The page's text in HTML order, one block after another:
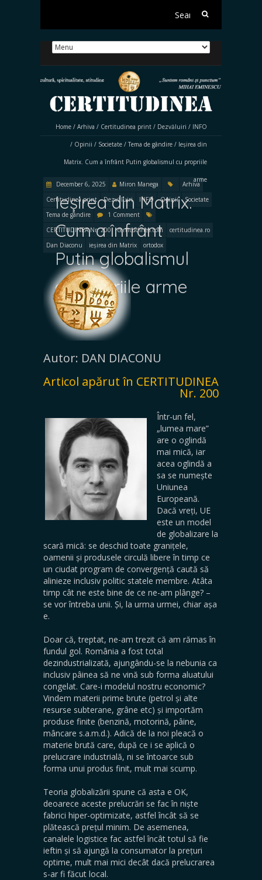
Search
Home / Arhiva / Certitudinea print / Dezvăluiri / INFO
/ Opinii / Societate / Tema de gândire / Ieșirea din
Matrix. Cum a înfrânt Putin globalismul cu propriile
arme
Ieșirea din Matrix.
Cum a înfrânt
Putin globalismul
cu propriile arme
December 6, 2025 Miron Manega
Arhiva
Certitudinea print
Dezvăluiri INFO Opinii
Societate
Tema de gândire
1 Comment
CERTITUDINEA Nr. 200
certitudinea.com
certitudinea.ro
Dan Diaconu
ieșirea din Matrix ortodox
Autor: DAN DIACONU
Articol apărut în CERTITUDINEA
Nr. 200
Într-un fel,
„lumea mare”
are o oglindă
mai mică, iar
acea oglindă a
sa se numește
Uniunea
Europeană.
Dacă vreți, UE
este un model
de globalizare la
scară mică: se deschid toate granițele,
oamenii și produsele circulă libere în timp ce
un ciudat program de convergență caută să
alinieze inclusiv politic statele membre. Atâta
timp cât ne este bine de ce ne-am plânge? –
se vor întreba unii. Și, la urma urmei, chiar așa
e.
Doar că, treptat, ne-am trezit că am rămas în
fundul gol. România a fost total
dezindustrializată, ajungându-se la nebunia ca
inclusiv pâinea să ne vină sub forma aluatului
congelat. Care-i modelul nostru economic?
Vindem materii prime brute (petrol și alte
resurse subterane, grâne etc) și importăm
produse finite (benzină, motorină, pâine,
mâncare s.a.m.d.). Adică de la noi pleacă o
materie brută care, după ce i se aplică o
prelucrare industrială, ni se întoarce sub
forma unui produs finit, mult mai scump.
Teoria globalizării spune că asta e OK,
deoarece aceste prelucrări se fac în niște
fabrici hiper-optimizate, astfel încât să se
plătească prețul minim. De asemenea,
canalele logistice fac astfel încât totul să fie
ieftin și să ajungă la consumator la prețuri
optime, mult mai mici decât dacă prelucrarea
s-ar fi făcut local.